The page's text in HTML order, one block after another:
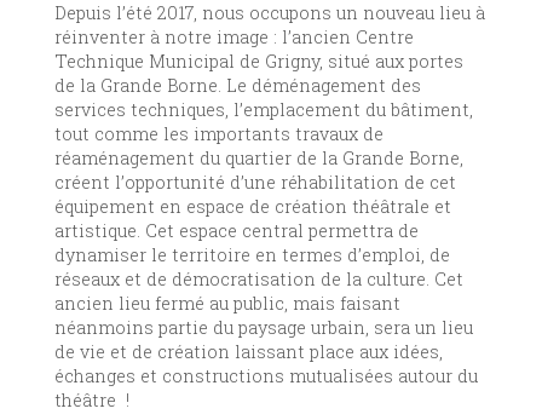
Depuis l’été 2017, nous occupons un nouveau lieu à
réinventer à notre image : l’ancien Centre
Technique Municipal de Grigny, situé aux portes
de la Grande Borne. Le déménagement des
services techniques, l’emplacement du bâtiment,
tout comme les importants travaux de
réaménagement du quartier de la Grande Borne,
créent l’opportunité d’une réhabilitation de cet
équipement en espace de création théâtrale et
artistique. Cet espace central permettra de
dynamiser le territoire en termes d’emploi, de
réseaux et de démocratisation de la culture. Cet
ancien lieu fermé au public, mais faisant
néanmoins partie du paysage urbain, sera un lieu
de vie et de création laissant place aux idées,
échanges et constructions mutualisées autour du
théâtre !